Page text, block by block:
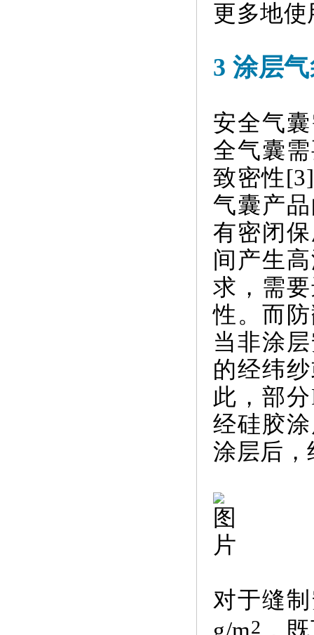
更多地使
3 涂层
安全气
全气囊
致密性
气囊产
有密闭
间产生
求，需
性。而
当非涂
的经纬
此，部
经硅胶
涂层后，
对于缝
g/m2 ，